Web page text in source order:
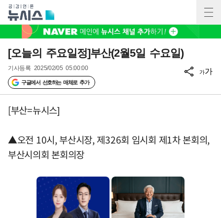
[오늘의 주요일정]부산(2월5일 수요일)
기사등록 2025/02/05 05:00:00
구글에서 선호하는 매체로 추가
가가
[부산=뉴시스]
▲오전 10시, 부산시장, 제326회 임시회 제1차 본회의,
부산시의회 본회의장